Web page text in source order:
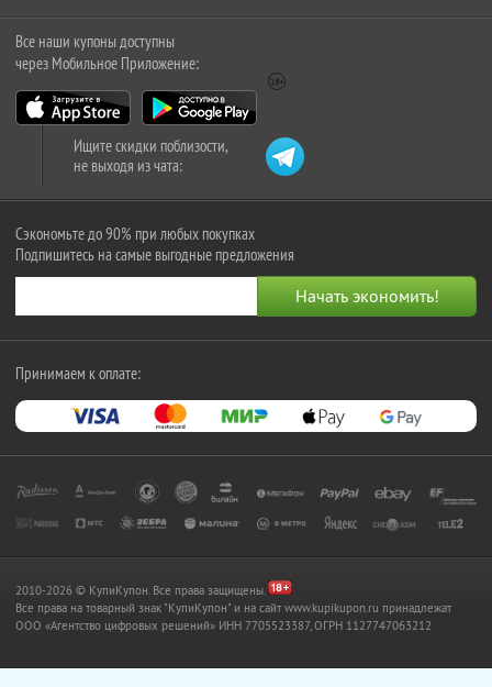
Все наши купоны доступны
через Мобильное Приложение:
Ищите скидки поблизости,
не выходя из чата:
Сэкономьте до 90% при любых покупках
Подпишитесь на самые выгодные предложения
Принимаем к оплате:
2010-2026 © КупиКупон. Все права защищены.
Все права на товарный знак "КупиКупон" и на сайт www.kupikupon.ru принадлежат
OOO «Агентство цифровых решений» ИНН 7705523387, ОГРН 1127747063212